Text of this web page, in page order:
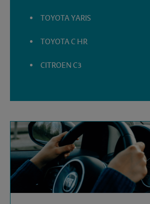
TOYOTA YARIS
TOYOTA C HR
CITROEN C3